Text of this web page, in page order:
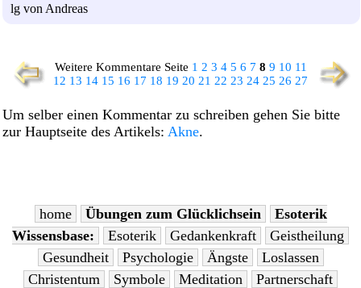
lg von Andreas
Weitere Kommentare Seite 1 2 3 4 5 6 7 8 9 10 11
12 13 14 15 16 17 18 19 20 21 22 23 24 25 26 27
Um selber einen Kommentar zu schreiben gehen Sie bitte
zur Hauptseite des Artikels: Akne.
home Übungen zum Glücklichsein
Esoterik
Wissensbase:
Esoterik Gedankenkraft
Geistheilung
Gesundheit
Psychologie Ängste
Loslassen
Christentum
Symbole Meditation
Partnerschaft